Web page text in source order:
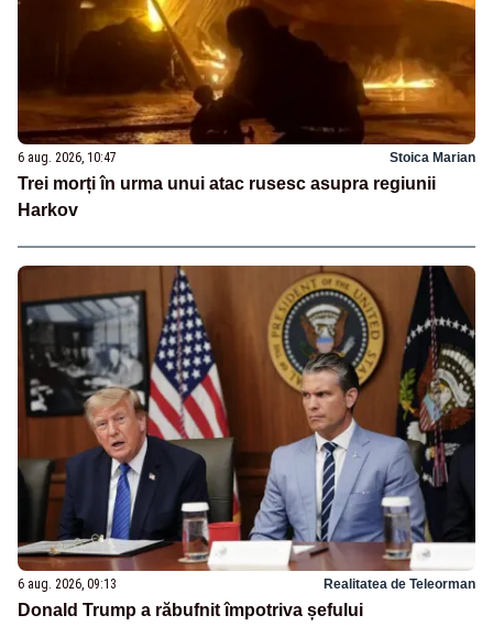
6 aug. 2026, 10:47 Stoica Marian
Trei morți în urma unui atac rusesc asupra regiunii
Harkov
6 aug. 2026, 09:13 Realitatea de Teleorman
Donald Trump a răbufnit împotriva șefului